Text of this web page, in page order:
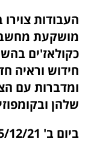
העבודות
מושקעת
כקולאז'ים
חידוש וראיה
ומדברות עם
שלהן